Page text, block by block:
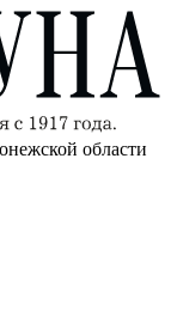
области